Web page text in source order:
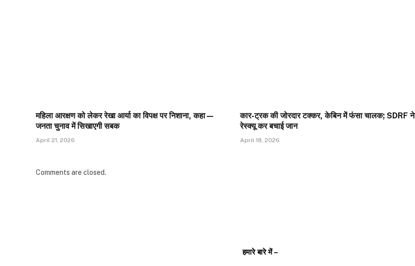
महिला आरक्षण को लेकर रेखा आर्या का विपक्ष पर निशाना, कहा—
जनता चुनाव में सिखाएगी सबक
April 21, 2026
कार-ट्रक की जोरदार टक्कर, केबिन में फंसा चालक; SDRF ने
रेस्क्यू कर बचाई जान
April 18, 2026
Comments are closed.
हमारे बारे में –